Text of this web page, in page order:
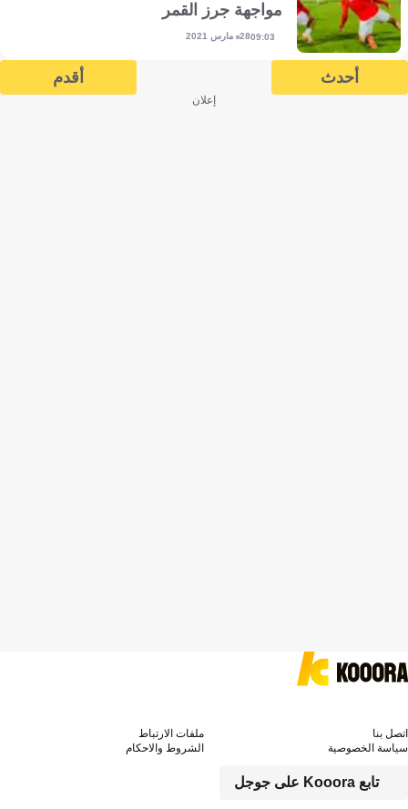
مواجهة جرز القمر
09:0328 مارس 2021
أحدث أقدم
إعلان
تابع Kooora على جوجل
اتصل بنا
ملفات الارتباط
سياسة الخصوصية
الشروط والاحكام